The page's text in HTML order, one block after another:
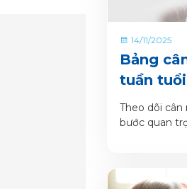
14/11/2025
Bảng
tuần
Theo dõi
bước quan
phần bảo vệ
nặng thai